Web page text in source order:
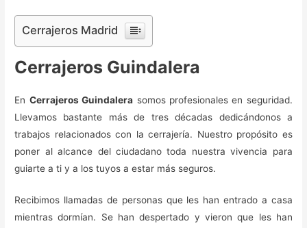
Cerrajeros Madrid
Cerrajeros Guindalera
En Cerrajeros Guindalera somos profesionales en seguridad.
Llevamos bastante más de tres décadas dedicándonos a
trabajos relacionados con la cerrajería. Nuestro propósito es
poner al alcance del ciudadano toda nuestra vivencia para
guiarte a ti y a los tuyos a estar más seguros.
Recibimos llamadas de personas que les han entrado a casa
mientras dormían. Se han despertado y vieron que les han